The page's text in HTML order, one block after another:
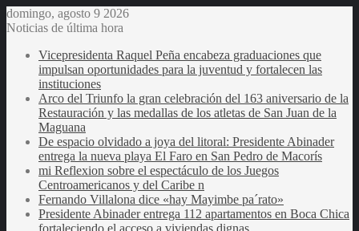
domingo, agosto 9 2026
Noticias de última hora
Vicepresidenta Raquel Peña encabeza graduaciones que
impulsan oportunidades para la juventud y fortalecen las
instituciones
Arco del Triunfo la gran celebración del 163 aniversario de la
Restauración y las medallas de los atletas de San Juan de la
Maguana
De espacio olvidado a joya del litoral: Presidente Abinader
entrega la nueva playa El Faro en San Pedro de Macorís
mi Reflexion sobre el espectáculo de los Juegos
Centroamericanos y del Caribe n
Fernando Villalona dice «hay Mayimbe pa´rato»
Presidente Abinader entrega 112 apartamentos en Boca Chica
fortaleciendo el acceso a viviendas dignas